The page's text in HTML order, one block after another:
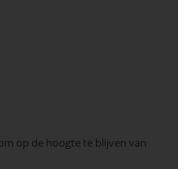
op de hoogte te blijven van